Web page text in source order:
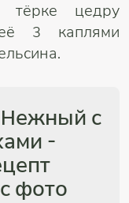
цедру
3 каплями
Нежный с
-
фото